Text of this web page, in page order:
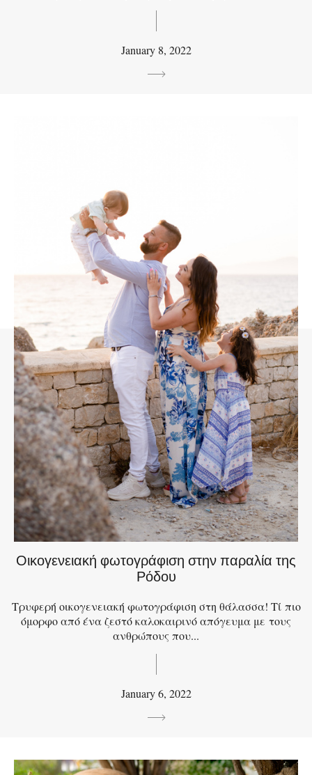
January 8, 2022
Οικογενειακή φωτογράφιση στην παραλία της
Ρόδου
Τρυφερή οικογενειακή φωτογράφιση στη θάλασσα! Τί πιο
όμορφο από ένα ζεστό καλοκαιρινό απόγευμα με τους
ανθρώπους που...
January 6, 2022